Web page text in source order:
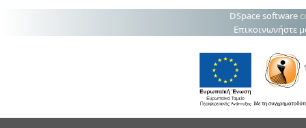
DSpace software
Επικοινωνήστε